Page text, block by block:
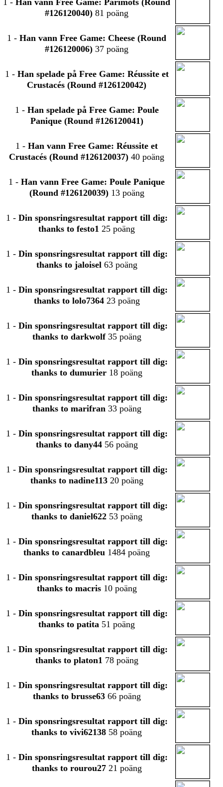
#126120040) 81 poäng
1 -Han vann Free Game: Cheese (Round
#126120006) 37 poäng
1 - Han spelade på Free Game: Réussite et
Crustacés (Round #126120042)
1 - Han spelade på Free Game: Poule
Panique (Round #126120041)
1 -Han vann Free Game: Réussite et
Crustacés (Round #126120037) 40 poäng
1 -Han vann Free Game: Poule Panique
(Round #126120039)13 poäng
1 - Din sponsringsresultat rapport till dig:
thanks to festo1 25 poäng
1 - Din sponsringsresultat rapport till dig:
thanks to jaloisel 63 poäng
1 - Din sponsringsresultat rapport till dig:
thanks to lolo736423 poäng
1 - Din sponsringsresultat rapport till dig:
thanks to darkwolf35 poäng
1 - Din sponsringsresultat rapport till dig:
thanks to dumurier18 poäng
1 - Din sponsringsresultat rapport till dig:
thanks to marifran 33 poäng
1 - Din sponsringsresultat rapport till dig:
thanks to dany4456 poäng
1 - Din sponsringsresultat rapport till dig:
thanks to nadine11320 poäng
1 - Din sponsringsresultat rapport till dig:
thanks to daniel62253 poäng
1 - Din sponsringsresultat rapport till dig:
thanks to canardbleu 1484 poäng
1 - Din sponsringsresultat rapport till dig:
thanks to macris10 poäng
1 - Din sponsringsresultat rapport till dig:
thanks to patita 51 poäng
1 - Din sponsringsresultat rapport till dig:
thanks to platon1 78 poäng
1 - Din sponsringsresultat rapport till dig:
thanks to brusse6366 poäng
1 - Din sponsringsresultat rapport till dig:
thanks to vivi62138 58 poäng
1 - Din sponsringsresultat rapport till dig:
thanks to rourou2721 poäng